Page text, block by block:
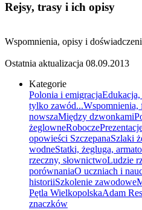
Rejsy, trasy i ich opisy
Wspomnienia, opisy i
Ostatnia aktualizacja 08.09.2013
Kategorie
Polonia i emigracja
tylko zawód...Wspomnienia,
nowszaMiędzy dzwonkami
żeglowneRobocze
opowieści SzczepanaSzlaki
wodneStatki, żegluga,
rzeczny, słownictwoLudzie
porównaniaO uczniach i
historiiSzkolenie zawodowe
Pętla WielkopolskaAdam
znaczków